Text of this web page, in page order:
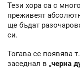
Тези хора са с много
преживеят
ще бъдат
си.
Тогава се появява
заседнал в „черна